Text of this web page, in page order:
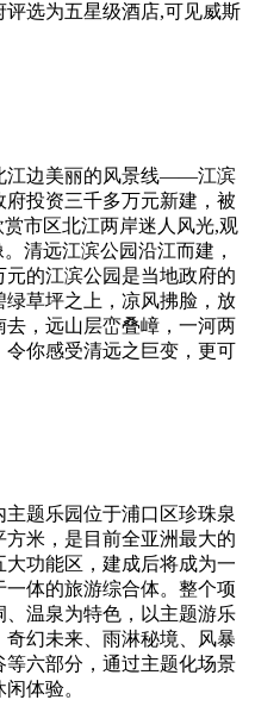
选为五星级酒店,可见威斯
江边美丽的风景线——江滨
投资三千多万元新建，被
市区北江两岸迷人风光,观
清远江滨公园沿江而建，
元的江滨公园是当地政府的
草坪之上，凉风拂脸，放
，远山层峦叠嶂，一河两
你感受清远之巨变，更可
主题乐园位于浦口区珍珠泉
米，是目前全亚洲最大的
功能区，建成后将成为一
体的旅游综合体。整个项
、温泉为特色，以主题游乐
幻未来、雨淋秘境、风暴
六部分，通过主题化场景
体验。